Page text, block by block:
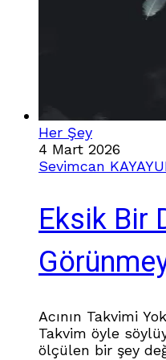
Her Şey
4 Mart 2026
Sevimcan
Eksik Bir
Acının Takvimi
Takvim öyle
ölçülen bir şey